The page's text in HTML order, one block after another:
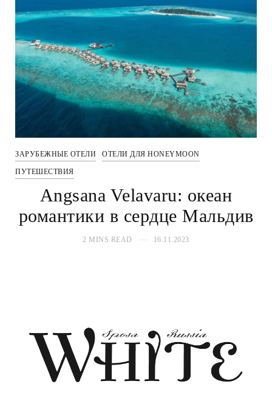
ЗАРУБЕЖНЫЕ ОТЕЛИ ОТЕЛИ ДЛЯ HONEYMOON
ПУТЕШЕСТВИЯ
Angsana Velavaru: океан
романтики в сердце Мальдив
2 MINS READ 16.11.2023